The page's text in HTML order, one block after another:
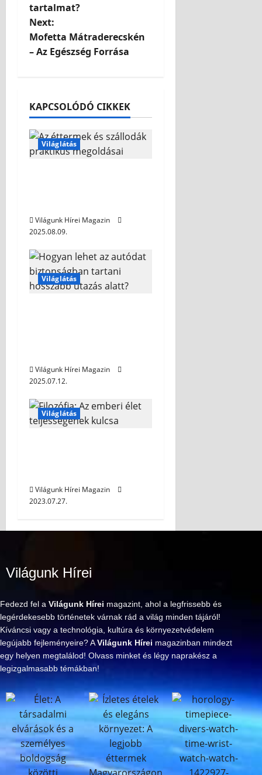
tartalmat?
Next:
Mofetta Mátraderecskén
– Az Egészség Forrása
KAPCSOLÓDÓ CIKKEK
Világlátás
Világunk Hírei Magazin
2025.08.09.
Világlátás
Világunk Hírei Magazin
2025.07.12.
Világlátás
Világunk Hírei Magazin
2023.07.27.
Világunk Hírei
Fedezd fel a Világunk Hírei magazint, ahol a legfrissebb és
legérdekesebb történetek várnak rád a világ minden tájáról!
Kíváncsi vagy a technológia, kultúra és környezetvédelem
legújabb fejleményeire? AVilágunk Hírei magazinban mindezt
egy helyen megtalálod! Olvass minket és légy naprakész a
legizgalmasabb témákban!